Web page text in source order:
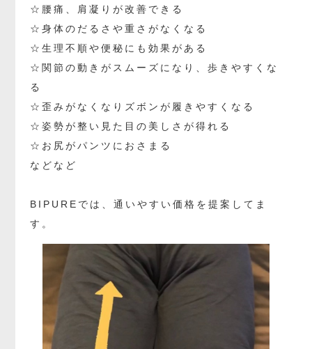
☆腰痛、肩凝りが改善できる
☆身体のだるさや重さがなくなる
☆生理不順や便秘にも効果がある
☆関節の動きがスムーズになり、歩きやすくな
る
☆歪みがなくなりズボンが履きやすくなる
☆姿勢が整い見た目の美しさが得れる
☆お尻がパンツにおさまる
などなど
BIPUREでは、通いやすい価格を提案してま
す。